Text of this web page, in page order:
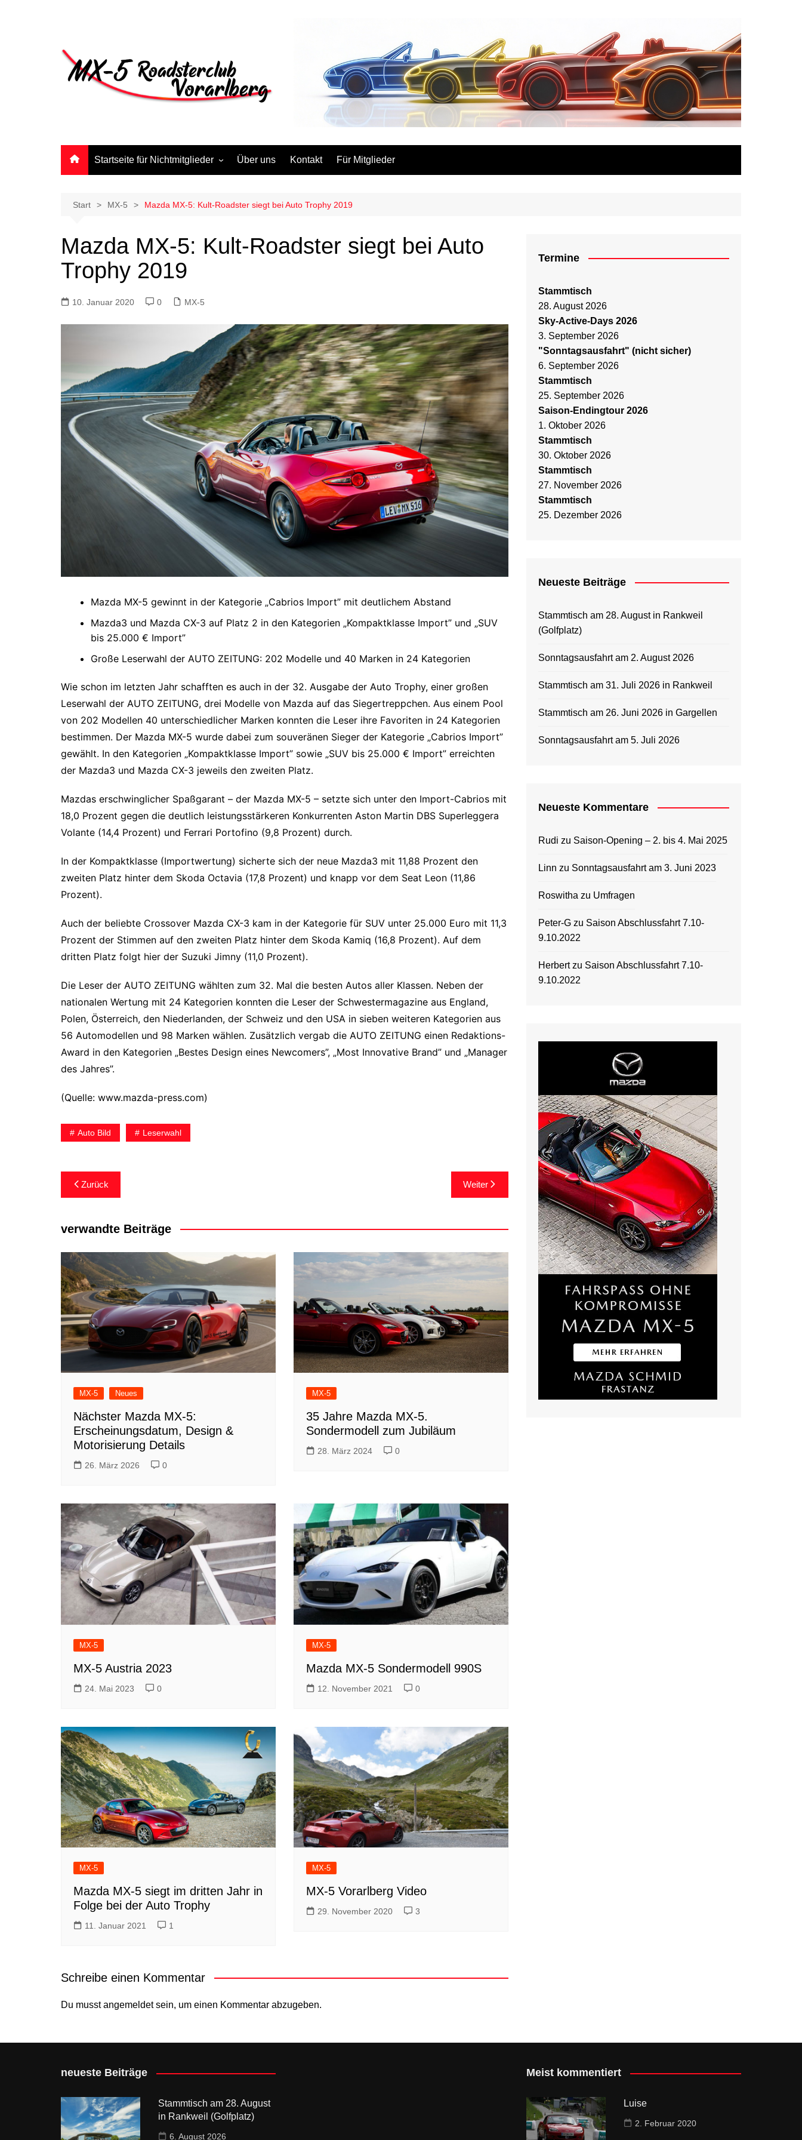
Startseite für Nichtmitglieder Über uns Kontakt Für Mitglieder
Start MX-5 Mazda MX-5: Kult-Roadster siegt bei Auto Trophy 2019
Mazda MX-5: Kult-Roadster siegt bei Auto
Trophy 2019
10. Januar 2020 0 MX-5
Mazda MX-5 gewinnt in der Kategorie „Cabrios Import” mit deutlichem Abstand
Mazda3 und Mazda CX-3 auf Platz 2 in den Kategorien „Kompaktklasse Import” und „SUV
bis 25.000 € Import”
Große Leserwahl der AUTO ZEITUNG: 202 Modelle und 40 Marken in 24 Kategorien
Wie schon im letzten Jahr schafften es auch in der 32. Ausgabe der Auto Trophy, einer großen
Leserwahl der AUTO ZEITUNG, drei Modelle von Mazda auf das Siegertreppchen. Aus einem Pool
von 202 Modellen 40 unterschiedlicher Marken konnten die Leser ihre Favoriten in 24 Kategorien
bestimmen. Der Mazda MX-5 wurde dabei zum souveränen Sieger der Kategorie „Cabrios Import”
gewählt. In den Kategorien „Kompaktklasse Import” sowie „SUV bis 25.000 € Import” erreichten
der Mazda3 und Mazda CX-3 jeweils den zweiten Platz.
Mazdas erschwinglicher Spaßgarant – der Mazda MX-5 – setzte sich unter den Import-Cabrios mit
18,0 Prozent gegen die deutlich leistungsstärkeren Konkurrenten Aston Martin DBS Superleggera
Volante (14,4 Prozent) und Ferrari Portofino (9,8 Prozent) durch.
In der Kompaktklasse (Importwertung) sicherte sich der neue Mazda3 mit 11,88 Prozent den
zweiten Platz hinter dem Skoda Octavia (17,8 Prozent) und knapp vor dem Seat Leon (11,86
Prozent).
Auch der beliebte Crossover Mazda CX-3 kam in der Kategorie für SUV unter 25.000 Euro mit 11,3
Prozent der Stimmen auf den zweiten Platz hinter dem Skoda Kamiq (16,8 Prozent). Auf dem
dritten Platz folgt hier der Suzuki Jimny (11,0 Prozent).
Die Leser der AUTO ZEITUNG wählten zum 32. Mal die besten Autos aller Klassen. Neben der
nationalen Wertung mit 24 Kategorien konnten die Leser der Schwestermagazine aus England,
Polen, Österreich, den Niederlanden, der Schweiz und den USA in sieben weiteren Kategorien aus
56 Automodellen und 98 Marken wählen. Zusätzlich vergab die AUTO ZEITUNG einen Redaktions-
Award in den Kategorien „Bestes Design eines Newcomers”, „Most Innovative Brand” und „Manager
des Jahres”.
(Quelle: www.mazda-press.com)
Auto Bild Leserwahl
Beitragsnavigation
Zurück Weiter
verwandte Beiträge
MX-5 Neues
Nächster Mazda MX-5:
Erscheinungsdatum, Design &
Motorisierung Details
26. März 2026 0
MX-5
35 Jahre Mazda MX-5.
Sondermodell zum Jubiläum
28. März 2024 0
MX-5
MX-5 Austria 2023
24. Mai 2023 0
MX-5
Mazda MX-5 Sondermodell 990S
12. November 2021 0
MX-5
Mazda MX-5 siegt im dritten Jahr in
Folge bei der Auto Trophy
11. Januar 2021 1
MX-5
MX-5 Vorarlberg Video
29. November 2020 3
Schreibe einen Kommentar
Du musstangemeldetsein, um einen Kommentar abzugeben.
Termine
Stammtisch
28. August 2026
Sky-Active-Days 2026
3. September 2026
"Sonntagsausfahrt" (nicht sicher)
6. September 2026
Stammtisch
25. September 2026
Saison-Endingtour 2026
1. Oktober 2026
Stammtisch
30. Oktober 2026
Stammtisch
27. November 2026
Stammtisch
25. Dezember 2026
Neueste Beiträge
Stammtisch am 28. August in Rankweil
(Golfplatz)
Sonntagsausfahrt am 2. August 2026
Stammtisch am 31. Juli 2026 in Rankweil
Stammtisch am 26. Juni 2026 in Gargellen
Sonntagsausfahrt am 5. Juli 2026
Neueste Kommentare
Rudi zu Saison-Opening – 2. bis 4. Mai 2025
Linn zu Sonntagsausfahrt am 3. Juni 2023
Roswitha zu Umfragen
Peter-G zu Saison Abschlussfahrt 7.10-
9.10.2022
Herbertzu Saison Abschlussfahrt 7.10-
9.10.2022
neueste Beiträge
Stammtisch am 28. August
in Rankweil (Golfplatz)
6. August 2026
Meist kommentiert
Luise
2. Februar 2020